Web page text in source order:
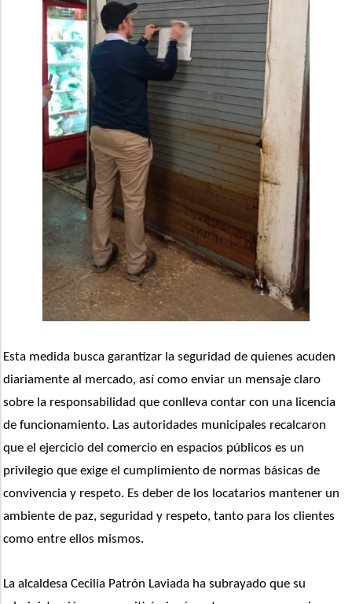
Esta medida busca garantizar la seguridad de quienes acuden
diariamente al mercado, así como enviar un mensaje claro
sobre la responsabilidad que conlleva contar con una licencia
de funcionamiento. Las autoridades municipales recalcaron
que el ejercicio del comercio en espacios públicos es un
privilegio que exige el cumplimiento de normas básicas de
convivencia y respeto. Es deber de los locatarios mantener un
ambiente de paz, seguridad y respeto, tanto para los clientes
como entre ellos mismos.
La alcaldesa Cecilia Patrón Laviada ha subrayado que su